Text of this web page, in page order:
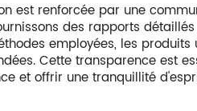
APPELER
est renforcée par une
des rapports
employées, les produits
Cette transparence est
et offrir une tranquillité